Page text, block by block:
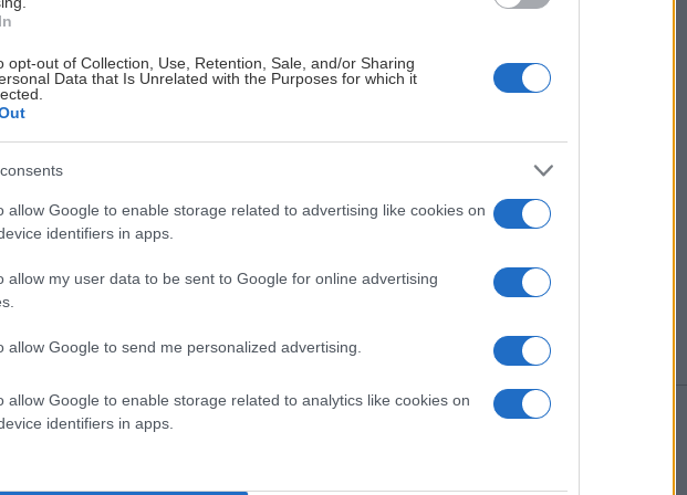
opt-out of Collection, Use, Retention, Sale, and/or Sharing
Data that Is Unrelated with the Purposes for which it
allow Google to enable storage related to advertising like cookies on
identifiers in apps.
allow my user data to be sent to Google for online advertising
allow Google to send me personalized advertising.
allow Google to enable storage related to analytics like cookies on
identifiers in apps.
Robert Nilsen har respondert svært godt på
tegn til kreftsykdom. Sjur vil gjenoppta arbeidet
tilbake sammen med spillergruppen og
ham legge til rette for en gradvis opptrapping de
velkommen tilbake.
UT TIL NIDAROS